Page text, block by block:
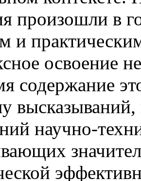
произошли в
и
освоение
содержание
научно-